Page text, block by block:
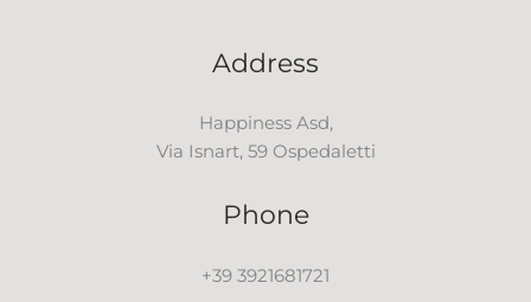
Address
Happiness Asd,
Via Isnart, 59 Ospedaletti
Phone
+39 3921681721